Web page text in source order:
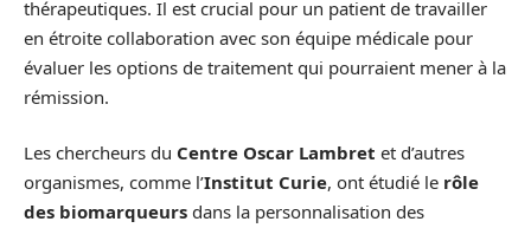
thérapeutiques. Il est crucial pour un patient de travailler
en étroite collaboration avec son équipe médicale pour
évaluer les options de traitement qui pourraient mener à la
rémission.
Les chercheurs du Centre Oscar Lambret et d’autres
organismes, comme l’Institut Curie, ont étudié le rôle
des biomarqueurs dans la personnalisation des